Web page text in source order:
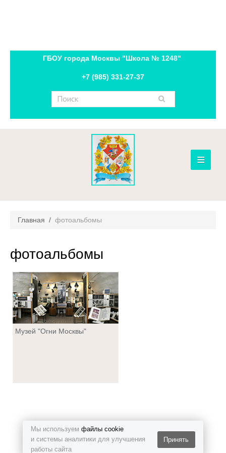
Мы используем файлы cookie
и системы аналитики для улучшения
работы сайта
Принять
ГБОУ города Москвы "Школа № 1248"
+7 (985) 331-27-37
≡
контакты и педагоги
фотоальбомы
Главная / фотоальбомы
фотоальбомы
Музей "Огни Москвы"